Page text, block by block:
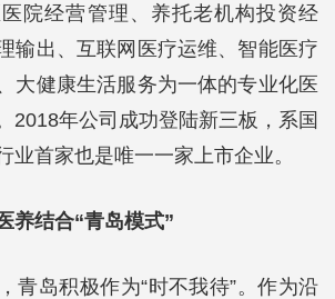
院经营管理、养托老机构投资经
输出、互联网医疗运维、智能医疗
大健康生活服务为一体的专业化医
2018年公司成功登陆新三板，系国
业首家也是唯一一家上市企业。
养结合“青岛模式”
青岛积极作为“时不我待”。作为沿